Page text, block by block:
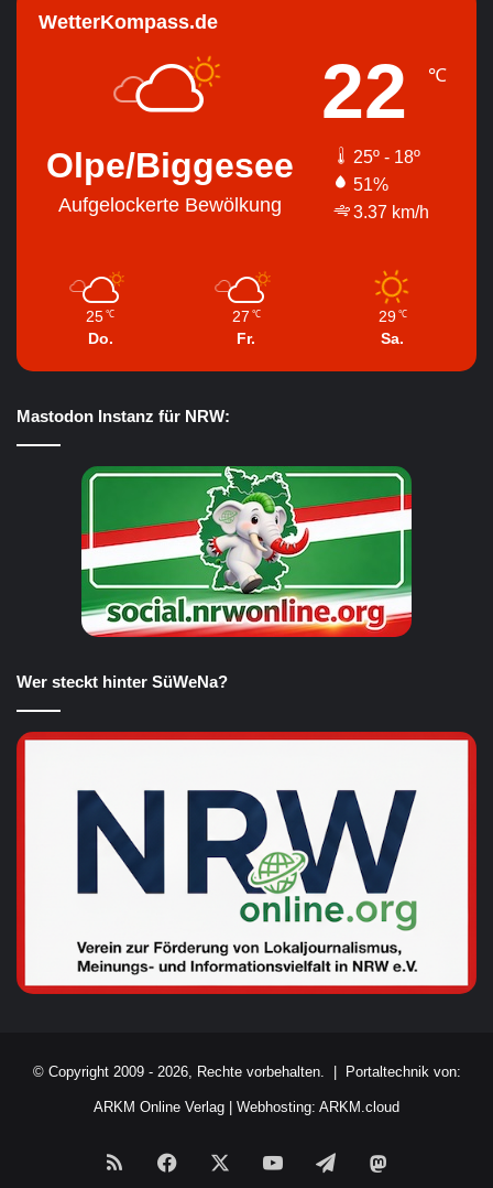
WetterKompass.de
Olpe/Biggesee
Aufgelockerte Bewölkung
22 ℃
25º - 18º
51%
3.37 km/h
25 ℃
Do.
27 ℃
Fr.
29 ℃
Sa.
Mastodon Instanz für NRW:
Wer steckt hinter SüWeNa?
© Copyright 2009 - 2026, Rechte vorbehalten. | Portaltechnik von:
ARKM Online Verlag Webhosting: ARKM.cloud
RSS Facebook YouTubeTelegram